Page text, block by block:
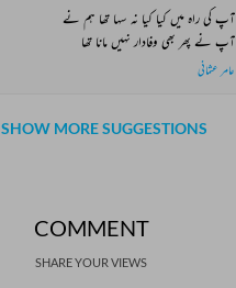
آپ کی راہ میں کیا کیا نہ سہا تھا ہم نے
آپ نے پھر بھی وفادار نہیں مانا تھا
عامر عثمانی
SHOW MORE SUGGESTIONS
COMMENT
SHARE YOUR VIEWS